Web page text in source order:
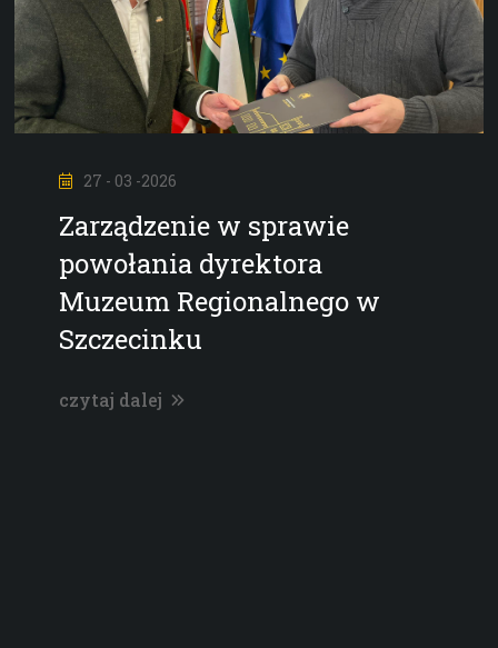
27 - 03 -2026
Zarządzenie w sprawie
powołania dyrektora
Muzeum Regionalnego w
Szczecinku
czytaj dalej